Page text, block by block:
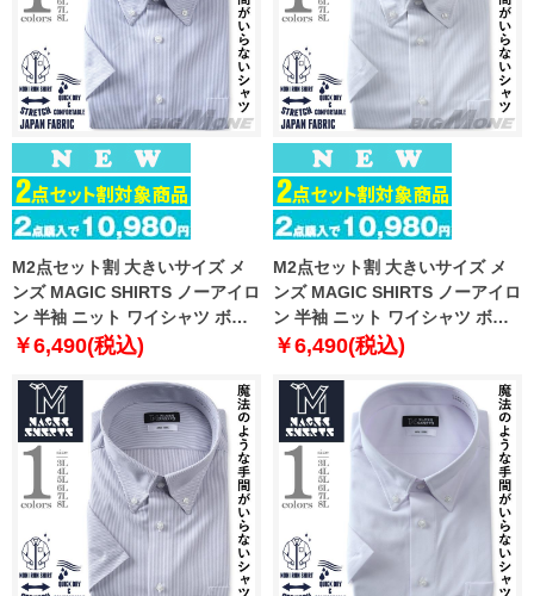
M2点セット割 大きいサイズ メ
ンズ MAGIC SHIRTS ノーアイロ
ン 半袖 ニット ワイシャツ ボタ
ンダウン 吸水速乾 ストレッチ 日
24bd
￥6,490(税込)
M2点セット割 大きいサイズ メ
ンズ MAGIC SHIRTS ノーアイロ
ン 半袖 ニット ワイシャツ ボタ
ンダウン 吸水速乾 ストレッチ 日
25bd
￥6,490(税込)